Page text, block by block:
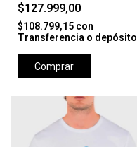
$127.999,00
$108.799,15 con
Transferencia o depósito
Comprar